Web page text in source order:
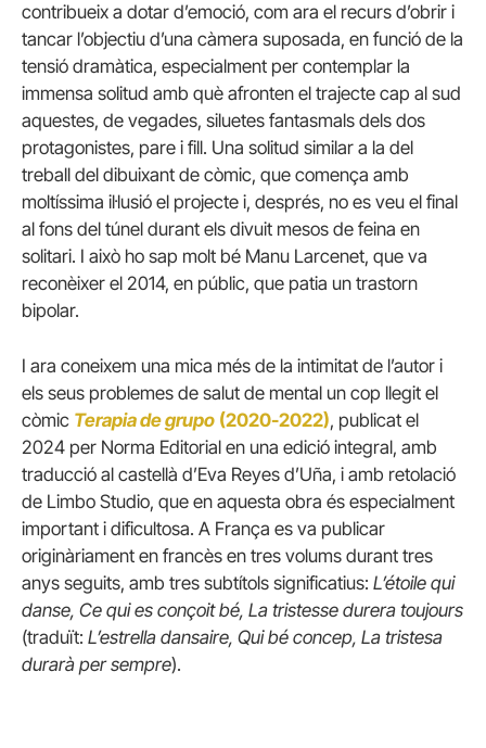
contribueix a dotar d’emoció, com ara el recurs d’obrir i
tancar l’objectiu d’una càmera suposada, en funció de la
tensió dramàtica, especialment per contemplar la
immensa solitud amb què afronten el trajecte cap al sud
aquestes, de vegades, siluetes fantasmals dels dos
protagonistes, pare i fill. Una solitud similar a la del
treball del dibuixant de còmic, que comença amb
moltíssima il·lusió el projecte i, després, no es veu el final
al fons del túnel durant els divuit mesos de feina en
solitari. I això ho sap molt bé Manu Larcenet, que va
reconèixer el 2014, en públic, que patia un trastorn
bipolar.
I ara coneixem una mica més de la intimitat de l’autor i
els seus problemes de salut de mental un cop llegit el
còmic Terapia de grupo (2020-2022), publicat el
2024 per Norma Editorial en una edició integral, amb
traducció al castellà d’Eva Reyes d’Uña, i amb retolació
de Limbo Studio, que en aquesta obra és especialment
important i dificultosa. A França es va publicar
originàriament en francès en tres volums durant tres
anys seguits, amb tres subtítols significatius: L’étoile qui
danse, Ce qui es conçoit bé, La tristesse durera toujours
(traduït: L’estrella dansaire, Qui bé concep, La tristesa
durarà per sempre).